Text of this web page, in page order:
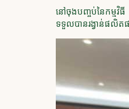
នៅចុងបញ្ចប់នៃកម្ម
ទទួលបានរង្វាន់ផលិ